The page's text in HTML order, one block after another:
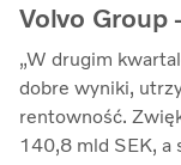
Volvo
„W drugim
dobre wyniki,
rentowność.
140,8 mld SEK, a